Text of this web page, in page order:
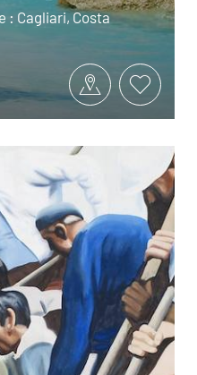
: Cagliari, Costa